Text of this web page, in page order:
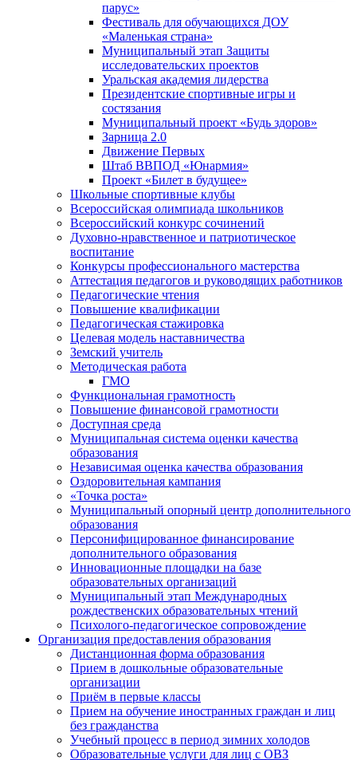
парус»
Фестиваль для обучающихся ДОУ
«Маленькая страна»
Муниципальный этап Защиты
исследовательских проектов
Уральская академия лидерства
Президентские спортивные игры и
состязания
Муниципальный проект «Будь здоров»
Зарница 2.0
Движение Первых
Штаб ВВПОД «Юнармия»
Проект «Билет в будущее»
Школьные спортивные клубы
Всероссийская олимпиада школьников
Всероссийский конкурс сочинений
Духовно-нравственное и патриотическое
воспитание
Конкурсы профессионального мастерства
Аттестация педагогов и руководящих работников
Педагогические чтения
Повышение квалификации
Педагогическая стажировка
Целевая модель наставничества
Земский учитель
Методическая работа
ГМО
Функциональная грамотность
Повышение финансовой грамотности
Доступная среда
Муниципальная система оценки качества
образования
Независимая оценка качества образования
Оздоровительная кампания
«Точка роста»
Муниципальный опорный центр дополнительного
образования
Персонифицированное финансирование
дополнительного образования
Инновационные площадки на базе
образовательных организаций
Муниципальный этап Международных
рождественских образовательных чтений
Психолого-педагогическое сопровождение
Организация предоставления образования
Дистанционная форма образования
Прием в дошкольные образовательные
организации
Приём в первые классы
Прием на обучение иностранных граждан и лиц
без гражданства
Учебный процесс в период зимних холодов
Образовательные услуги для лиц с ОВЗ